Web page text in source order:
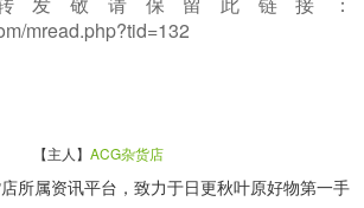
mread.php?tid=132
【主人】 ACG杂货店
所属资讯平台，致力于日更秋叶原好物第一手